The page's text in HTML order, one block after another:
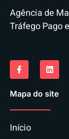
Agência de
Tráfego Pago
Mapa do site
Início